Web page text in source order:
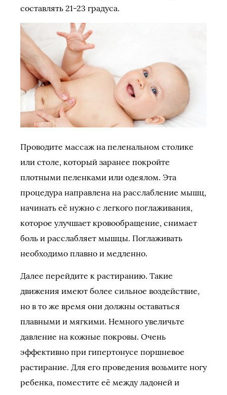
составлять 21-23 градуса.
Проводите массаж на пеленальном столике
или столе, который заранее покройте
плотными пеленками или одеялом. Эта
процедура направлена на расслабление мышц,
начинать её нужно с легкого поглаживания,
которое улучшает кровообращение, снимает
боль и расслабляет мышцы. Поглаживать
необходимо плавно и медленно.
Далее перейдите к растиранию. Такие
движения имеют более сильное воздействие,
но в то же время они должны оставаться
плавными и мягкими. Немного увеличьте
давление на кожные покровы. Очень
эффективно при гипертонусе поршневое
растирание. Для его проведения возьмите ногу
ребенка, поместите её между ладоней и